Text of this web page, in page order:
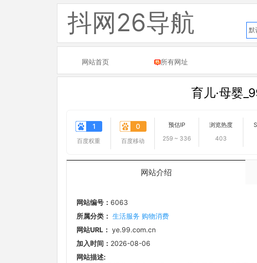
抖网26导航
网站首页 所有网址
育儿·母婴
1
百度权重
0
百度移动
预估IP
259 ~ 336
浏览热度
403
网站介绍
网站编号： 6063
所属分类： 生活服务 购物消费
网站URL： ye.99.com.cn
加入时间： 2026-08-06
网站描述: